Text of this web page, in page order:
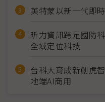
英特蒙以新一代即
昕力資訊跨足國防
全域定位科技
台科大育成新創虎
地端AI商用